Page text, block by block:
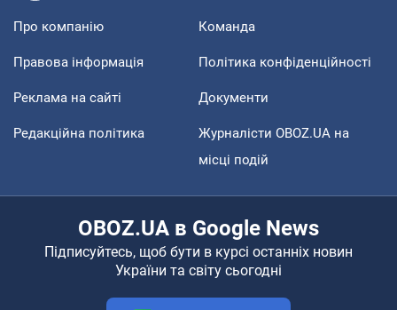
Про компанію Команда
Правова інформація Політика конфіденційності
Реклама на сайті Документи
Редакційна політика
Журналісти OBOZ.UA на
місці подій
OBOZ.UA в Google News
Підписуйтесь, щоб бути в курсі останніх новин
України та світу сьогодні